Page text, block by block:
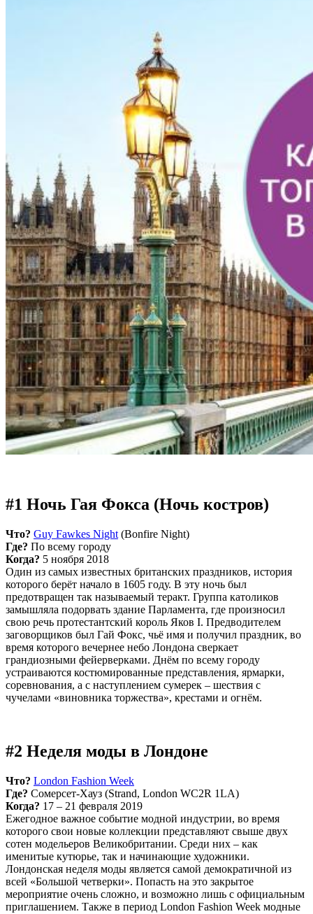
#1 Ночь Гая Фокса (Ночь костров)
Что? Guy Fawkes Night (Bonfire Night)
Где? По всему городу
Когда? 5 ноября 2018
Один из самых известных британских праздников, история
которого берёт начало в 1605 году. В эту ночь был
предотвращен так называемый теракт. Группа католиков
замышляла подорвать здание Парламента, где произносил
свою речь протестантский король Яков I. Предводителем
заговорщиков был Гай Фокс, чьё имя и получил праздник, во
время которого вечернее небо Лондона сверкает
грандиозными фейерверками. Днём по всему городу
устраиваются костюмированные представления, ярмарки,
соревнования, а с наступлением сумерек – шествия с
чучелами «виновника торжества», крестами и огнём.
#2 Неделя моды в Лондоне
Что? London Fashion Week
Где? Сомерсет-Хауз (Strand, London WC2R 1LA)
Когда? 17 – 21 февраля 2019
Ежегодное важное событие модной индустрии, во время
которого свои новые коллекции представляют свыше двух
сотен модельеров Великобритании. Среди них – как
именитые кутюрье, так и начинающие художники.
Лондонская неделя моды является самой демократичной из
всей «Большой четверки». Попасть на это закрытое
мероприятие очень сложно, и возможно лишь с официальным
приглашением. Также в период London Fashion Week модные